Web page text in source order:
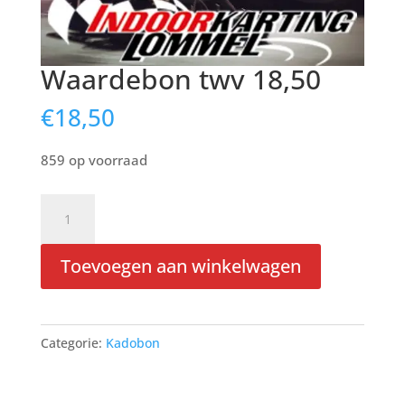
Waardebon twv 18,50
€18,50
859 op voorraad
aantal
Toevoegen aan winkelwagen
Categorie: Kadobon